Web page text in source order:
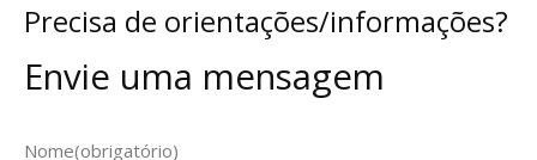
Precisa de orientações/informações?
Envie uma mensagem
Nome(obrigatório)